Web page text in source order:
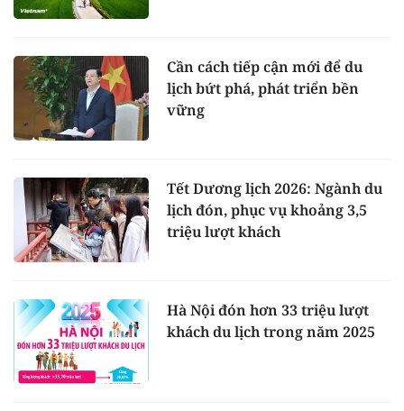
Cần cách tiếp cận mới để du
lịch bứt phá, phát triển bền
vững
Tết Dương lịch 2026: Ngành du
lịch đón, phục vụ khoảng 3,5
triệu lượt khách
Hà Nội đón hơn 33 triệu lượt
khách du lịch trong năm 2025